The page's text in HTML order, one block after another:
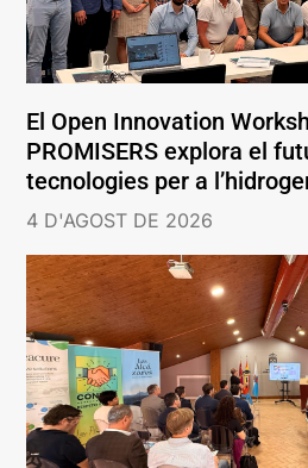
El Open Innovation
PROMISERS explora el
tecnologies per a
4 D'AGOST DE 2026